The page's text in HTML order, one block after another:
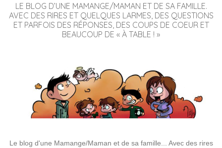
LE BLOG D’UNE MAMANGE/MAMAN ET DE SA FAMILLE.
AVEC DES RIRES ET QUELQUES LARMES, DES QUESTIONS
ET PARFOIS DES RÉPONSES, DES COUPS DE COEUR ET
BEAUCOUP DE « À TABLE ! »
Le blog d'une Mamange/Maman et de sa famille... Avec des rires